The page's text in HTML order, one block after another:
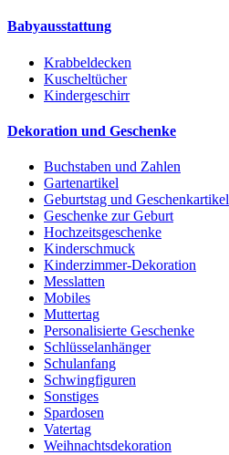
Babyausstattung
Krabbeldecken
Kuscheltücher
Kindergeschirr
Dekoration und Geschenke
Buchstaben und Zahlen
Gartenartikel
Geburtstag und Geschenkartikel
Geschenke zur Geburt
Hochzeitsgeschenke
Kinderschmuck
Kinderzimmer-Dekoration
Messlatten
Mobiles
Muttertag
Personalisierte Geschenke
Schlüsselanhänger
Schulanfang
Schwingfiguren
Sonstiges
Spardosen
Vatertag
Weihnachtsdekoration